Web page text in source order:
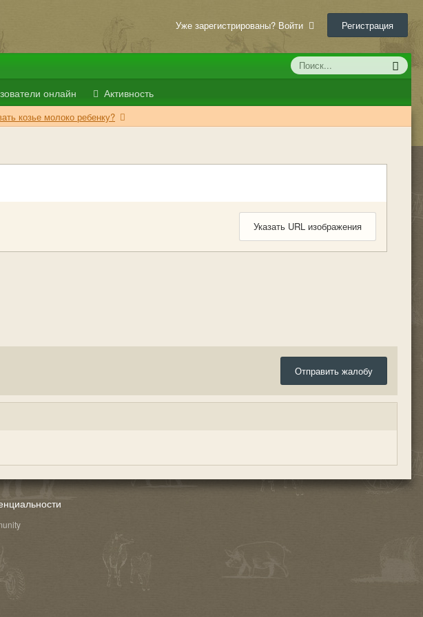
Уже зарегистрированы? Войти Регистрация
онлайн Активность
козье молоко ребенку?
Указать URL изображения
Отправить жалобу